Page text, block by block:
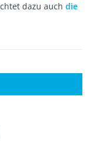
dazu auch die